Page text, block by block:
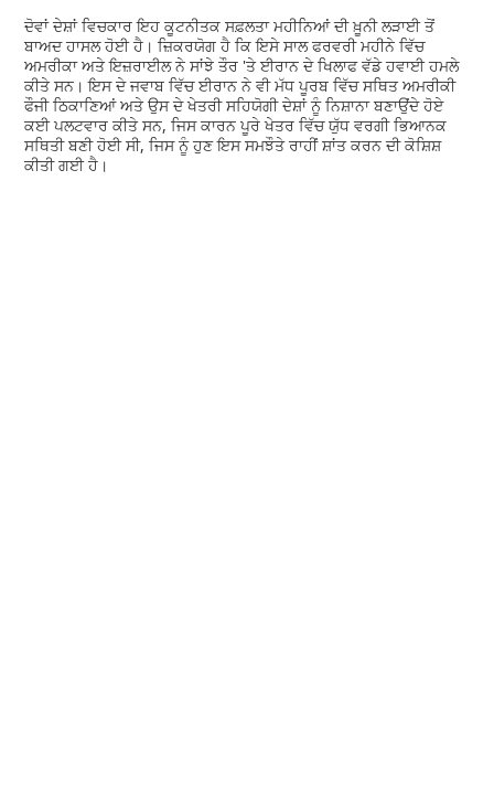
ਦੋਵਾਂ ਦੇਸ਼ਾਂ ਵਿਚਕਾਰ ਇਹ ਕੂਟਨੀਤਕ ਸਫ਼ਲਤਾ ਮਹੀਨਿਆਂ ਦੀ ਖ਼ੂਨੀ ਲੜਾਈ ਤੋਂ
ਬਾਅਦ ਹਾਸਲ ਹੋਈ ਹੈ। ਜ਼ਿਕਰਯੋਗ ਹੈ ਕਿ ਇਸੇ ਸਾਲ ਫਰਵਰੀ ਮਹੀਨੇ ਵਿੱਚ
ਅਮਰੀਕਾ ਅਤੇ ਇਜ਼ਰਾਈਲ ਨੇ ਸਾਂਝੇ ਤੌਰ 'ਤੇ ਈਰਾਨ ਦੇ ਖਿਲਾਫ ਵੱਡੇ ਹਵਾਈ ਹਮਲੇ
ਕੀਤੇ ਸਨ। ਇਸ ਦੇ ਜਵਾਬ ਵਿੱਚ ਈਰਾਨ ਨੇ ਵੀ ਮੱਧ ਪੂਰਬ ਵਿੱਚ ਸਥਿਤ ਅਮਰੀਕੀ
ਫੌਜੀ ਠਿਕਾਣਿਆਂ ਅਤੇ ਉਸ ਦੇ ਖੇਤਰੀ ਸਹਿਯੋਗੀ ਦੇਸ਼ਾਂ ਨੂੰ ਨਿਸ਼ਾਨਾ ਬਣਾਉਂਦੇ ਹੋਏ
ਕਈ ਪਲਟਵਾਰ ਕੀਤੇ ਸਨ, ਜਿਸ ਕਾਰਨ ਪੂਰੇ ਖੇਤਰ ਵਿੱਚ ਯੁੱਧ ਵਰਗੀ ਭਿਆਨਕ
ਸਥਿਤੀ ਬਣੀ ਹੋਈ ਸੀ, ਜਿਸ ਨੂੰ ਹੁਣ ਇਸ ਸਮਝੌਤੇ ਰਾਹੀਂ ਸ਼ਾਂਤ ਕਰਨ ਦੀ ਕੋਸ਼ਿਸ਼
ਕੀਤੀ ਗਈ ਹੈ।